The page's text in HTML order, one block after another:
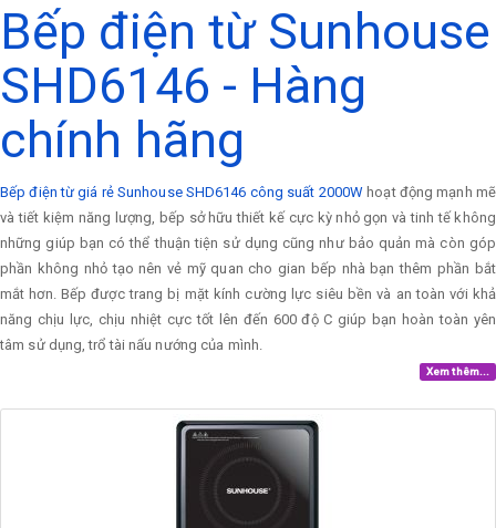
Bếp điện từ Sunhouse
SHD6146 - Hàng
chính hãng
Bếp điện từ giá rẻ Sunhouse SHD6146 công suất 2000W hoạt động mạnh mẽ
và tiết kiệm năng lượng, bếp sở hữu thiết kế cực kỳ nhỏ gọn và tinh tế không
những giúp bạn có thể thuận tiện sử dụng cũng như bảo quản mà còn góp
phần không nhỏ tạo nên vẻ mỹ quan cho gian bếp nhà bạn thêm phần bắt
mắt hơn. Bếp được trang bị mặt kính cường lực siêu bền và an toàn với khả
năng chịu lực, chịu nhiệt cực tốt lên đến 600 độ C giúp bạn hoàn toàn yên
tâm sử dụng, trổ tài nấu nướng của mình.
Xem thêm...